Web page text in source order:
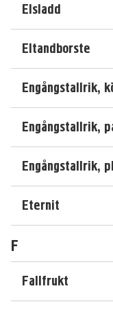
Elsladd
Eltandborste
Engångstallrik,
Engångstallrik,
Engångstallrik,
Eternit
F
Fallfrukt